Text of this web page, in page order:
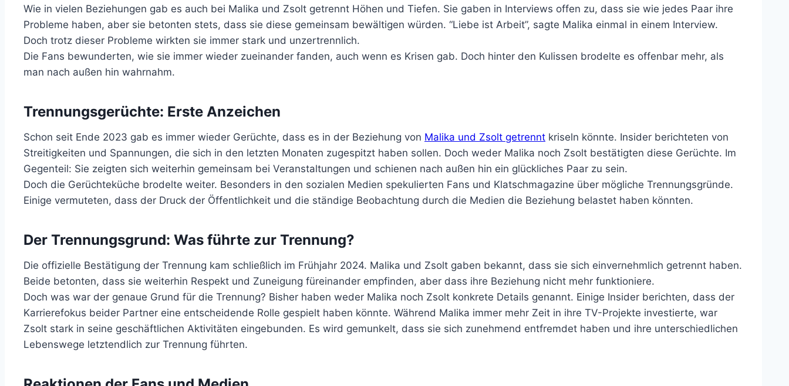
Wie in vielen Beziehungen gab es auch bei Malika und Zsolt getrennt Höhen und Tiefen. Sie gaben in Interviews offen zu, dass sie wie jedes Paar ihre
Probleme haben, aber sie betonten stets, dass sie diese gemeinsam bewältigen würden. “Liebe ist Arbeit”, sagte Malika einmal in einem Interview.
Doch trotz dieser Probleme wirkten sie immer stark und unzertrennlich.
Die Fans bewunderten, wie sie immer wieder zueinander fanden, auch wenn es Krisen gab. Doch hinter den Kulissen brodelte es offenbar mehr, als
man nach außen hin wahrnahm.
Trennungsgerüchte: Erste Anzeichen
Schon seit Ende 2023 gab es immer wieder Gerüchte, dass es in der Beziehung von Malika und Zsolt getrennt kriseln könnte. Insider berichteten von
Streitigkeiten und Spannungen, die sich in den letzten Monaten zugespitzt haben sollen. Doch weder Malika noch Zsolt bestätigten diese Gerüchte. Im
Gegenteil: Sie zeigten sich weiterhin gemeinsam bei Veranstaltungen und schienen nach außen hin ein glückliches Paar zu sein.
Doch die Gerüchteküche brodelte weiter. Besonders in den sozialen Medien spekulierten Fans und Klatschmagazine über mögliche Trennungsgründe.
Einige vermuteten, dass der Druck der Öffentlichkeit und die ständige Beobachtung durch die Medien die Beziehung belastet haben könnten.
Der Trennungsgrund: Was führte zur Trennung?
Die offizielle Bestätigung der Trennung kam schließlich im Frühjahr 2024. Malika und Zsolt gaben bekannt, dass sie sich einvernehmlich getrennt haben.
Beide betonten, dass sie weiterhin Respekt und Zuneigung füreinander empfinden, aber dass ihre Beziehung nicht mehr funktioniere.
Doch was war der genaue Grund für die Trennung? Bisher haben weder Malika noch Zsolt konkrete Details genannt. Einige Insider berichten, dass der
Karrierefokus beider Partner eine entscheidende Rolle gespielt haben könnte. Während Malika immer mehr Zeit in ihre TV-Projekte investierte, war
Zsolt stark in seine geschäftlichen Aktivitäten eingebunden. Es wird gemunkelt, dass sie sich zunehmend entfremdet haben und ihre unterschiedlichen
Lebenswege letztendlich zur Trennung führten.